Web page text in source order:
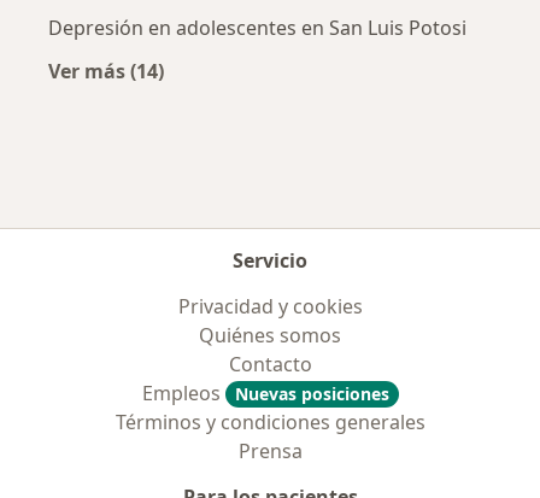
Depresión en adolescentes en San Luis Potosi
Ver más (14)
Servicio
Privacidad y cookies
Quiénes somos
Contacto
Empleos
Nuevas posiciones
Términos y condiciones generales
Prensa